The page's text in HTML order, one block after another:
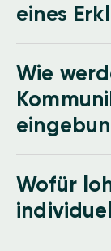
eines
Wie
Wofür